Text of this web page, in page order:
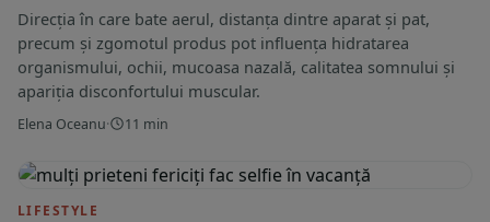
Direcția în care bate aerul, distanța dintre aparat și pat,
precum și zgomotul produs pot influența hidratarea
organismului, ochii, mucoasa nazală, calitatea somnului și
apariția disconfortului muscular.
Elena Oceanu· 11 min
LIFESTYLE